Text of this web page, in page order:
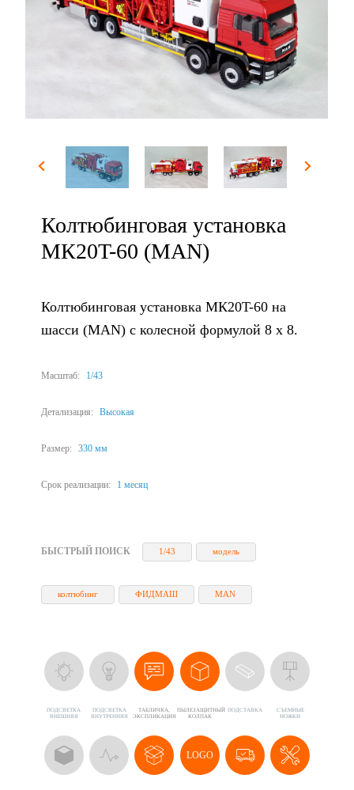
Колтюбинговая установка
МК20T-60 (MAN)
Колтюбинговая установка МК20T-60 на
шасси (MAN) с колесной формулой 8 х 8.
Масштаб: 1/43
Детализация: Высокая
Размер: 330 мм
Срок реализации: 1 месяц
БЫСТРЫЙ ПОИСК 1/43 модель
колтюбинг ФИДМАШ MAN
ПОДСВЕТКА
ВНЕШНЯЯ
ПОДСВЕТКА
ВНУТРЕННЯЯ
ТАБЛИЧКА,
ЭКСПЛИКАЦИЯ
ПЫЛЕЗАЩИТНЫЙ
КОЛПАК
ПОДСТАВКА
CЪЕМНЫЕ
НОЖКИ
LOGO